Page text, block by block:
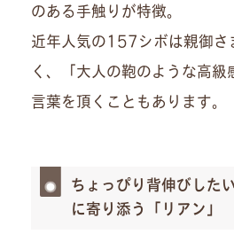
のある手触りが特徴。
近年人気の157シボは親御さ
く、「大人の鞄のような高級
言葉を頂くこともあります。
ちょっぴり背伸びした
に寄り添う「リアン」